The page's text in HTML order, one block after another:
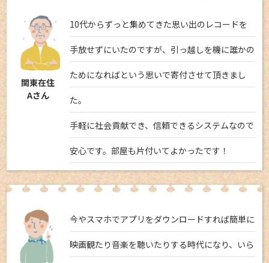
関東在住
Aさん
10代からずっと集めてきた思い出のレコードを
手放せずにいたのですが、引っ越しを機に誰かの
ためになればという思いで寄付させて頂きまし
た。
手軽に社会貢献でき、信頼できるシステムなので
安心です。部屋も片付いてよかったです！
今やスマホでアプリをダウンロードすれば簡単に
映画観たり音楽を聴いたりする時代になり、いら